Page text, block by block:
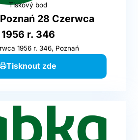
Tiskový bod
28 Czerwca
1956 r. 346
1956 r. 346, Poznań
Tisknout zde